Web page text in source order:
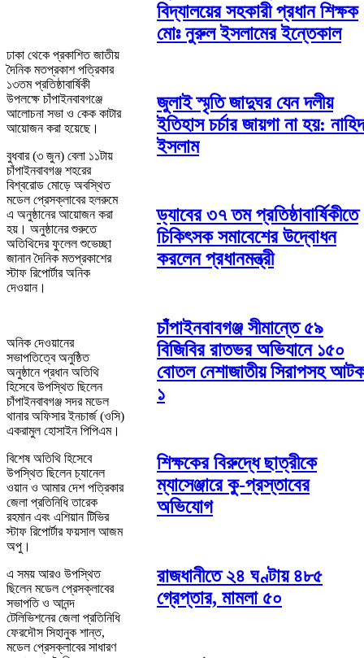
ঢাকা থেকে প্রকাশিত জাতীয়
দৈনিক মতপ্রকাশ পত্রিকার
১৩তম প্রতিষ্ঠাবার্ষিকী
উপলক্ষে চাঁপাইনবাবগঞ্জে
আলোচনা সভা ও কেক কাটার
আয়োজন করা হয়েছে।
বুধবার (৩ জুন) বেলা ১১টায়
চাঁপাইনবাবগঞ্জ শহরের
বিশ্বরোড মোড়ে অবস্থিত
মডেল প্রেসক্লাবের হলরুমে
এ অনুষ্ঠানের আয়োজন করা
হয়। অনুষ্ঠানের শুরুতে
অতিথিদের ফুলেল শুভেচ্ছা
জানান দৈনিক মতপ্রকাশের
স্টাফ রিপোর্টার অনিক
দেওয়ান।
অনিক দেওয়ানের
সভাপতিত্বে অনুষ্ঠিত
অনুষ্ঠানে প্রধান অতিথি
হিসেবে উপস্থিত ছিলেন
চাঁপাইনবাবগঞ্জ সদর মডেল
থানার অফিসার ইনচার্জ (ওসি)
একরামুল হোসাইন পিপিএম।
বিশেষ অতিথি হিসেবে
উপস্থিত ছিলেন চ্যানেল
ওয়ান ও আমার দেশ পত্রিকার
জেলা প্রতিনিধি তারেক
রহমান এবং এশিয়ান টিভির
স্টাফ রিপোর্টার ফয়সাল আজম
অপু।
এ সময় আরও উপস্থিত
ছিলেন মডেল প্রেসক্লাবের
সভাপতি ও আনন্দ
টেলিভিশনের জেলা প্রতিনিধি
ফেরদৌস সিহানুক শান্ত,
মডেল প্রেসক্লাবের সাধারণ
বিদ্যালয়ের সহকারী প্রধান শিক্ষক
মোঃ নুরুল ইসলামের ইন্তেকাল
জুলাই স্মৃতি জাদুঘর যেন দলীয়
ইতিহাস চর্চার জায়গা না হয়: নাহিদ
ইসলাম
ড্যাবের ৩৭ তম প্রতিষ্ঠাবার্ষিকীতে
চিকিৎসক সমাবেশের উদ্বোধন
করলেন প্রধানমন্ত্রী
চাঁপাইনবাবগঞ্জ সীমান্তে ৫৯
বিজিবির রাতভর অভিযানে ১৫০
বোতল নেশাজাতীয় সিরাপসহ
১
শিক্ষকের বিরুদ্ধে ছাত্রীকে
ম্যাসেঞ্জারে কু-প্রস্তাবের
অভিযোগ
রাজধানীতে ২৪ ঘণ্টায় ৪৮৫
গ্রেপ্তার, মামলা ৫০